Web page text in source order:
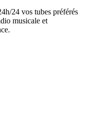
24 vos tubes préférés
musicale et